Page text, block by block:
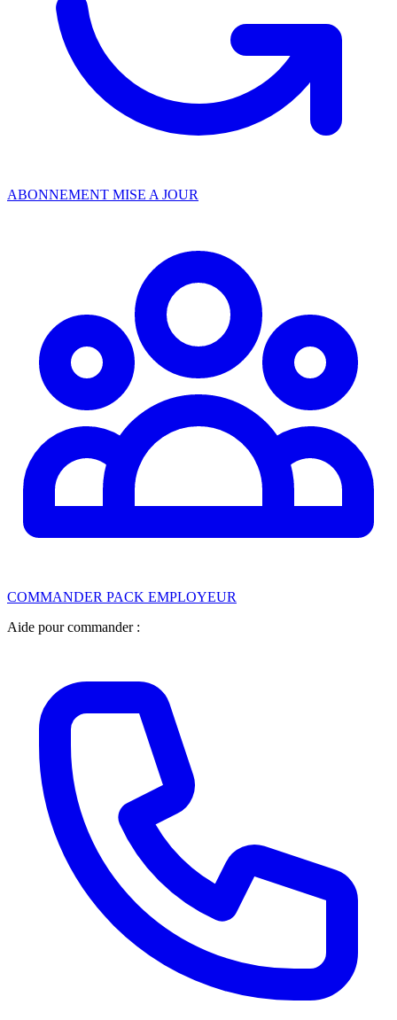
ABONNEMENT MISE A JOUR
COMMANDER PACK EMPLOYEUR
Aide pour commander :